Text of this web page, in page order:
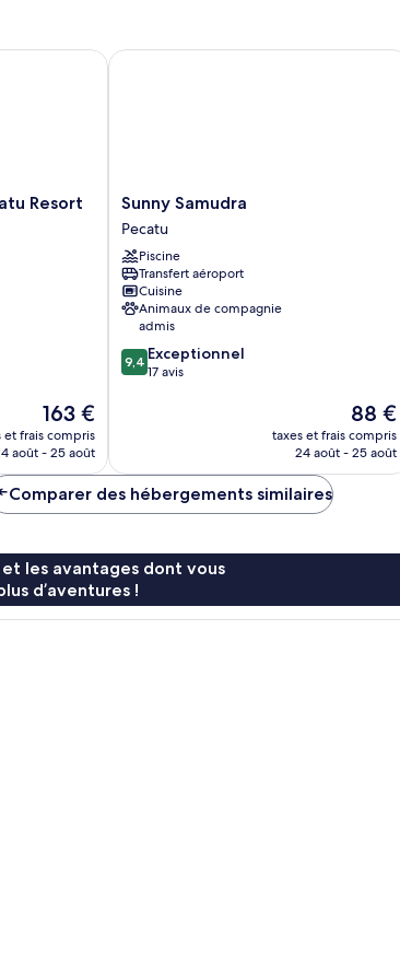
Resort
Le
nouveau
prix
de
163 €
163 €
et frais compris
août - 25 août
Resort & Spa
Sunny
Samudra
Pecatu
Sunny Samudra
Pecatu
Piscine
Transfert aéroport
Cuisine
Animaux de compagnie
admis
9.4
sur
9,4 Exceptionnel
17 avis
Le
nouveau
prix
88 €
taxes et frais compris
24 août - 25 août
Sunny Samudra
Comparer des hébergements similaires
les avantages dont vous
d’aventures !